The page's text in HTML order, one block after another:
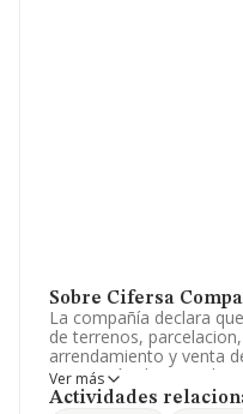
Sobre Cifersa
La compañía declara
de terrenos,
arrendamiento y venta
promoción de viviendas,
para su uso,
Ver más
Actividades